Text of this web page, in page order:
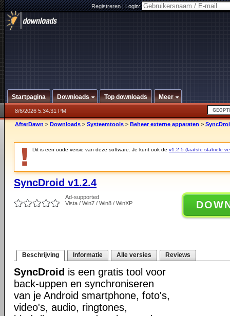
Registreren|Login:
Startpagina Downloads Top downloads Meer
8/6/2026 5:34:31 PM
AfterDawn > Downloads > Systeemtools > Beheer externe apparaten >
Dit is een oude versie van deze software. Je kunt ook de v1.2.5 (laatste stabiele
SyncDroid v1.2.4
Ad-supported
Vista / Win7 / Win8 / WinXP
Beschrijving Informatie Alle versies Reviews
SyncDroid is een gratis tool voor
back-uppen en synchroniseren
van je Android smartphone, foto's,
video's, audio, ringtones,